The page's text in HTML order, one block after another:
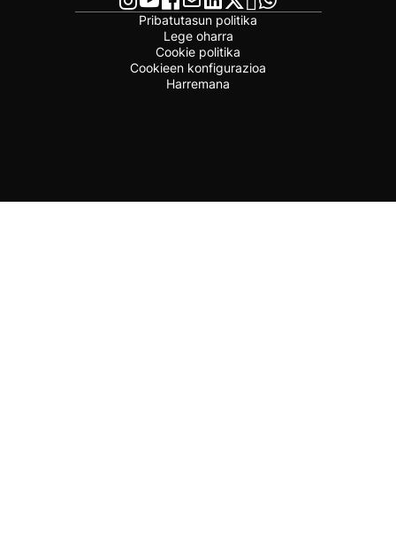
Pribatutasun politika
Lege oharra
Cookie politika
Cookieen konfigurazioa
Harremana